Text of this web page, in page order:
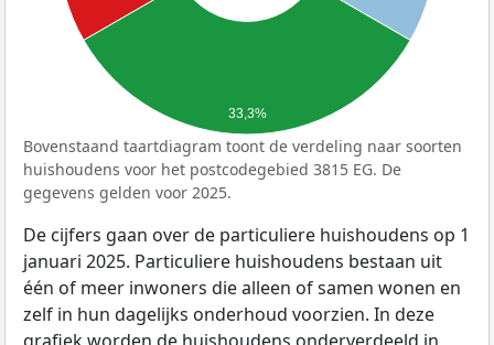
33,3%
Bovenstaand taartdiagram toont de verdeling naar soorten
huishoudens voor het postcodegebied 3815 EG. De
gegevens gelden voor 2025.
De cijfers gaan over de particuliere huishoudens op 1
januari 2025. Particuliere huishoudens bestaan uit
één of meer inwoners die alleen of samen wonen en
zelf in hun dagelijks onderhoud voorzien. In deze